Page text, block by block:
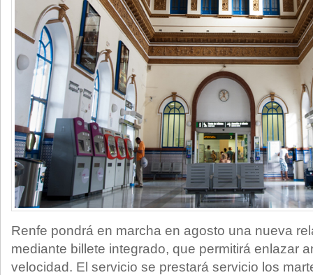
Renfe pondrá en marcha en agosto una nueva
mediante billete integrado, que permitirá enlazar
velocidad. El servicio se prestará servicio los